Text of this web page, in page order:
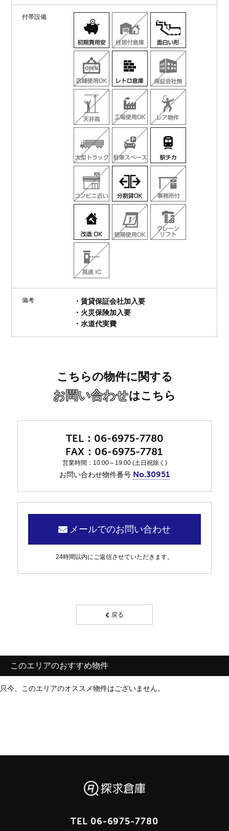
付帯設備
備考
・賃貸保証会社加入要
・火災保険加入要
・水道代実費
こちらの物件に関する
お問い合わせはこちら
06-6975-7780
06-6975-7781
営業時間：10:00～19:00 (土日祝除く)
お問い合わせ物件番号 No.30951
メールでのお問い合わせ
24時間以内にご返信させていただきます。
戻る
このエリアのおすすめ物件
只今、このエリアのオススメ物件はございません。
TEL 06-6975-7780